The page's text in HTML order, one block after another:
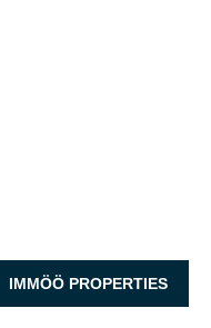
IMMÖÖ PROPERTIES